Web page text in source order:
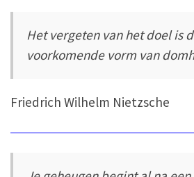
Het vergeten van het doel is
voorkomende vorm van
Friedrich Wilhelm Nietzsche